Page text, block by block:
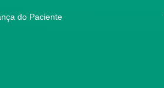
do Paciente